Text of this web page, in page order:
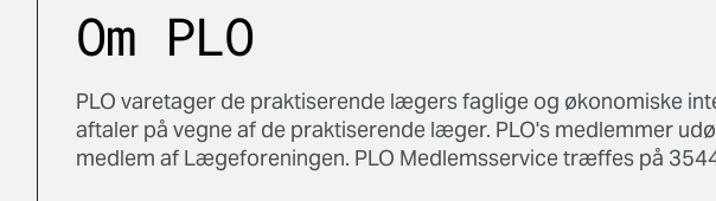
Om PLO
PLO varetager de praktiserende lægers faglige og økonomiske
aftaler på vegne af de praktiserende læger. PLO's medlemmer
medlem af Lægeforeningen. PLO Medlemsservice træffes på